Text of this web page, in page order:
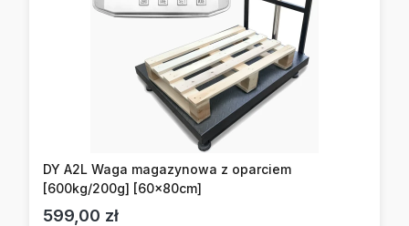
DY A2L Waga magazynowa z oparciem
[600kg/200g] [60x80cm]
Cena
599,00 zł